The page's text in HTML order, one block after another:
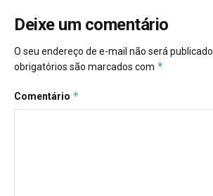
Deixe um comentário
O seu endereço de e-mail não será publicado.
obrigatórios são marcados com *
Comentário *